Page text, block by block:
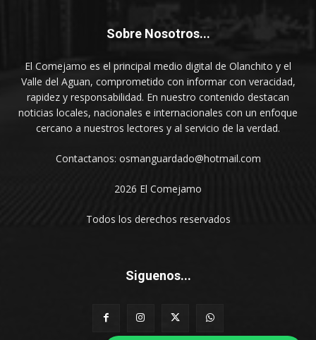
Sobre Nosotros...
El Comejamo es el principal medio digital de Olanchito y el
Valle del Aguan, comprometido con informar con veracidad,
rapidez y responsabilidad. En nuestro contenido destacan
noticias locales, nacionales e internacionales con un enfoque
cercano a nuestros lectores y al servicio de la verdad.
Contactanos: osmanguardado@hotmail.com
2026 El Comejamo
Todos los derechos reservados
Siguenos...